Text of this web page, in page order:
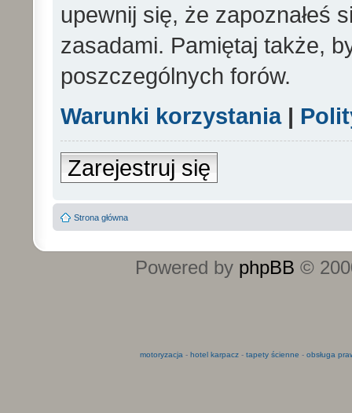
upewnij się, że zapoznałeś
zasadami. Pamiętaj także,
poszczególnych forów.
Warunki korzystania|
Zarejestruj się
Strona główna
Powered by phpBB ©
motoryzacja - hotel karpacz- tapety ścienne - obsługa